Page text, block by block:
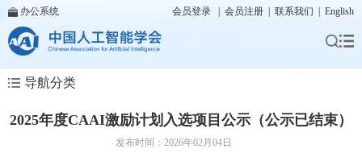
办公系统 会员登录 会员注册 联系我们 English
导航分类
2025年度CAAI激励计划入选项目公示（公示已结束）
发布时间：2026年02月04日